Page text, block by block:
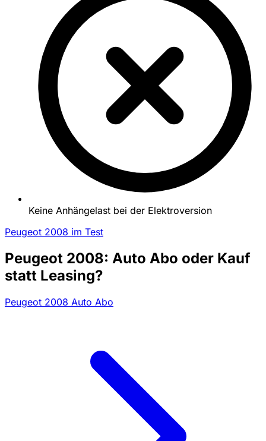
Keine Anhängelast bei der Elektroversion
Peugeot 2008 im Test
Peugeot 2008: Auto Abo oder Kauf
statt Leasing?
Peugeot 2008 Auto Abo